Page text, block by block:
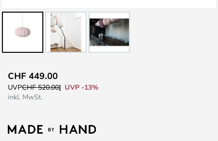
Anfang
der
CHF 449.00
UVPCHF 520.00
UVP -13%
inkl. MwSt.